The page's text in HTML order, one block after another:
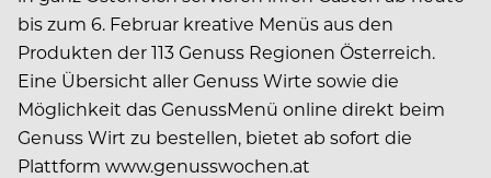
bis zum 6. Februar kreative Menüs aus den
Produkten der 113 Genuss Regionen Österreich.
Eine Übersicht aller Genuss Wirte sowie die
Möglichkeit das GenussMenü online direkt beim
Genuss Wirt zu bestellen, bietet ab sofort die
Plattform www.genusswochen.at